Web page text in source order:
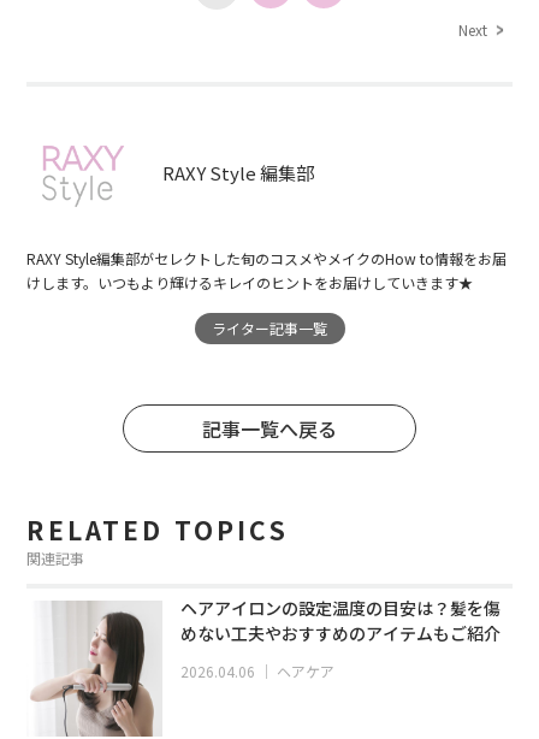
Next
RAXY Style 編集部
RAXY Style編集部がセレクトした旬のコスメやメイクのHow to情報をお届
けします。いつもより輝けるキレイのヒントをお届けしていきます★
ライター記事一覧
記事一覧へ戻る
RELATED TOPICS
関連記事
ヘアアイロンの設定温度の目安は？髪を傷
めない工夫やおすすめのアイテムもご紹介
2026.04.06 ｜ ヘアケア